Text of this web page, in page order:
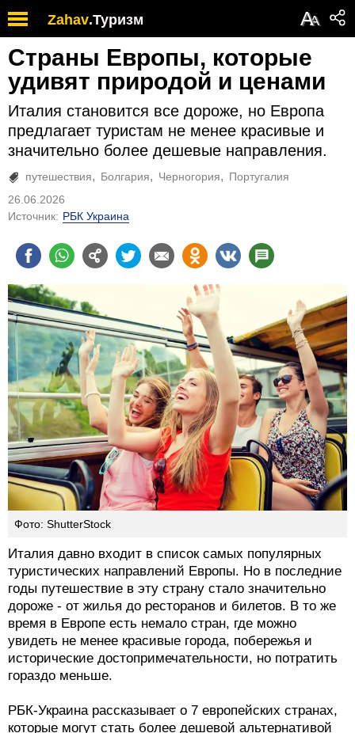
Zahav.Туризм АА
Страны Европы, которые
удивят природой и ценами
Италия становится все дороже, но Европа
предлагает туристам не менее красивые и
значительно более дешевые направления.
путешествия Болгария Черногория
Португалия
26.06.2026
Источник: РБК Украина
Фото: ShutterStock
Италия давно входит в список самых популярных
туристических направлений Европы. Но в последние
годы путешествие в эту страну стало значительно
дороже - от жилья до ресторанов и билетов. В то же
время в Европе есть немало стран, где можно
увидеть не менее красивые города, побережья и
исторические достопримечательности, но потратить
гораздо меньше.
РБК-Украина рассказывает о 7 европейских странах,
которые могут стать более дешевой альтернативой